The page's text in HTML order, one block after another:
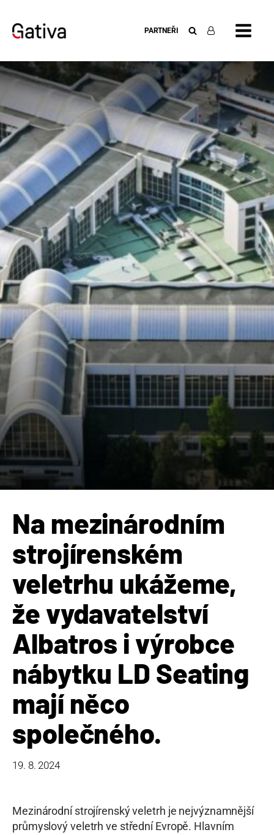
PARTNEŘI
Na mezinárodním
strojírenském
veletrhu ukážeme,
že vydavatelství
Albatros i výrobce
nábytku LD Seating
mají něco
společného.
19. 8. 2024
Mezinárodní strojírenský veletrh je nejvýznamnější
průmyslový veletrh ve střední Evropě. Hlavním